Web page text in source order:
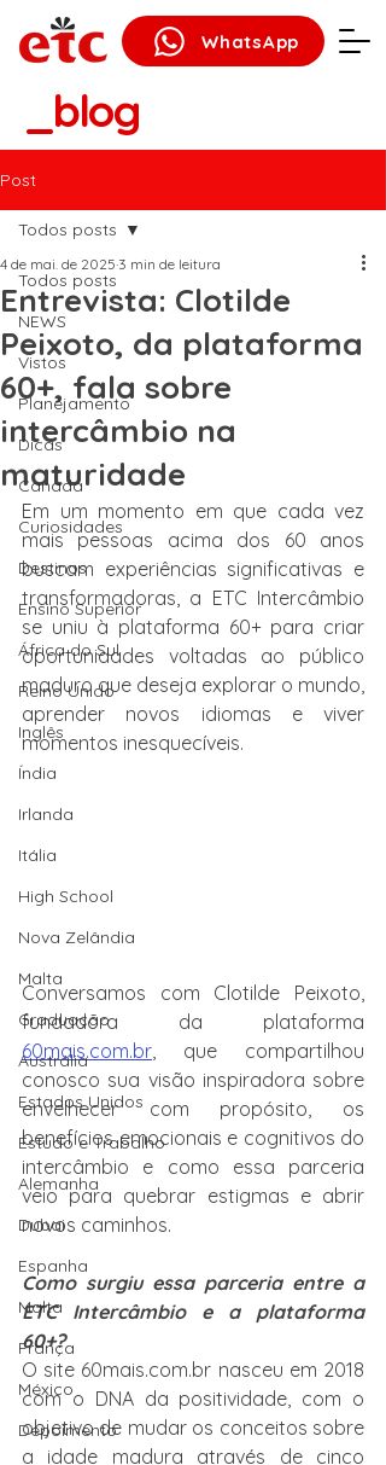
WhatsApp
_blog
Post
Todos posts
NEWS
Vistos
Planejamento
Dicas
Canadá
Curiosidades
Destinos
Ensino Superior
África do Sul
Reino Unido
Inglês
Índia
Irlanda
Itália
High School
Nova Zelândia
Malta
Graduação
Austrália
Estados Unidos
Estudo e Trabalho
Alemanha
Dubai
Espanha
Malta
França
México
Depoimento
Todos posts
Entrevista: Clotilde
Peixoto, da plataforma
60+, fala sobre
intercâmbio na
maturidade
4 de mai. de 2025 3 min de leitura
Em um momento em que cada vez
mais pessoas acima dos 60 anos
buscam experiências significativas e
transformadoras, a ETC Intercâmbio
se uniu à plataforma 60+ para criar
oportunidades voltadas ao público
maduro que deseja explorar o mundo,
aprender novos idiomas e viver
momentos inesquecíveis.
Conversamos com Clotilde Peixoto,
60mais.com.br, que compartilhou
conosco sua visão inspiradora sobre
envelhecer com propósito, os
benefícios emocionais e cognitivos do
intercâmbio e como essa parceria
veio para quebrar estigmas e abrir
novos caminhos.
Como surgiu essa parceria entre a
ETC Intercâmbio e a plataforma
60+?
O site 60mais.com.br nasceu em 2018
com o DNA da positividade, com o
objetivo de mudar os conceitos sobre
a idade madura através de cinco